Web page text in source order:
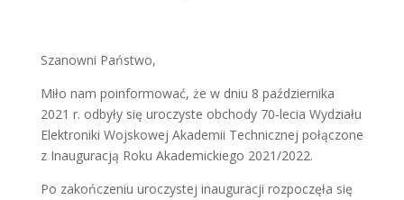
Szanowni Państwo,
Miło nam poinformować, że w dniu 8 października
2021 r. odbyły się uroczyste obchody 70-lecia Wydziału
Elektroniki Wojskowej Akademii Technicznej połączone
z Inauguracją Roku Akademickiego 2021/2022.
Po zakończeniu uroczystej inauguracji rozpoczęła się